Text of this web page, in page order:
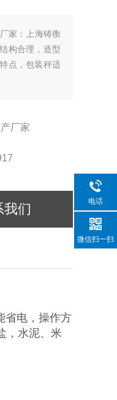
家：上海铸衡
构合理，造型
点，包装秤适
厂家
我们
省电，操作方
，水泥、米
电话
微信扫一扫